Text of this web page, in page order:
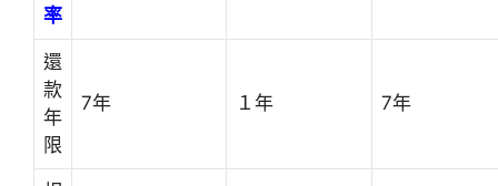
率
還
款
年
限
7年 １年 7年